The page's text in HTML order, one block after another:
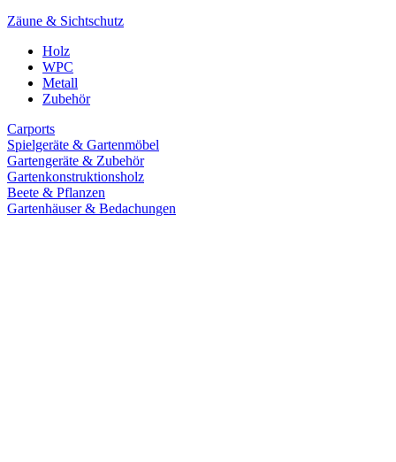
Zäune & Sichtschutz
Holz
WPC
Metall
Zubehör
Carports
Spielgeräte & Gartenmöbel
Gartengeräte & Zubehör
Gartenkonstruktionsholz
Beete & Pflanzen
Gartenhäuser & Bedachungen